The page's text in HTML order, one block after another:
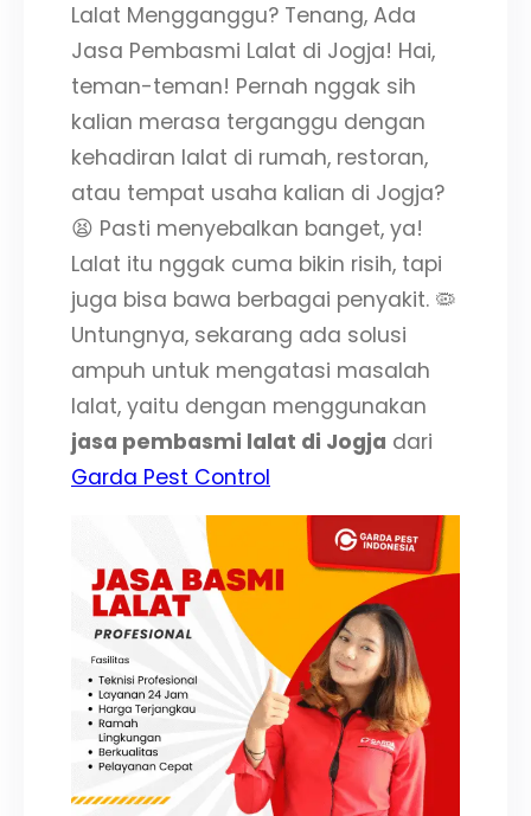
Lalat Mengganggu? Tenang, Ada
Jasa Pembasmi Lalat di Jogja! Hai,
teman-teman! Pernah nggak sih
kalian merasa terganggu dengan
kehadiran lalat di rumah, restoran,
atau tempat usaha kalian di Jogja?
😫 Pasti menyebalkan banget, ya!
Lalat itu nggak cuma bikin risih, tapi
juga bisa bawa berbagai penyakit. 🦠
Untungnya, sekarang ada solusi
ampuh untuk mengatasi masalah
lalat, yaitu dengan menggunakan
jasa pembasmi lalat di Jogja dari
Garda Pest Control